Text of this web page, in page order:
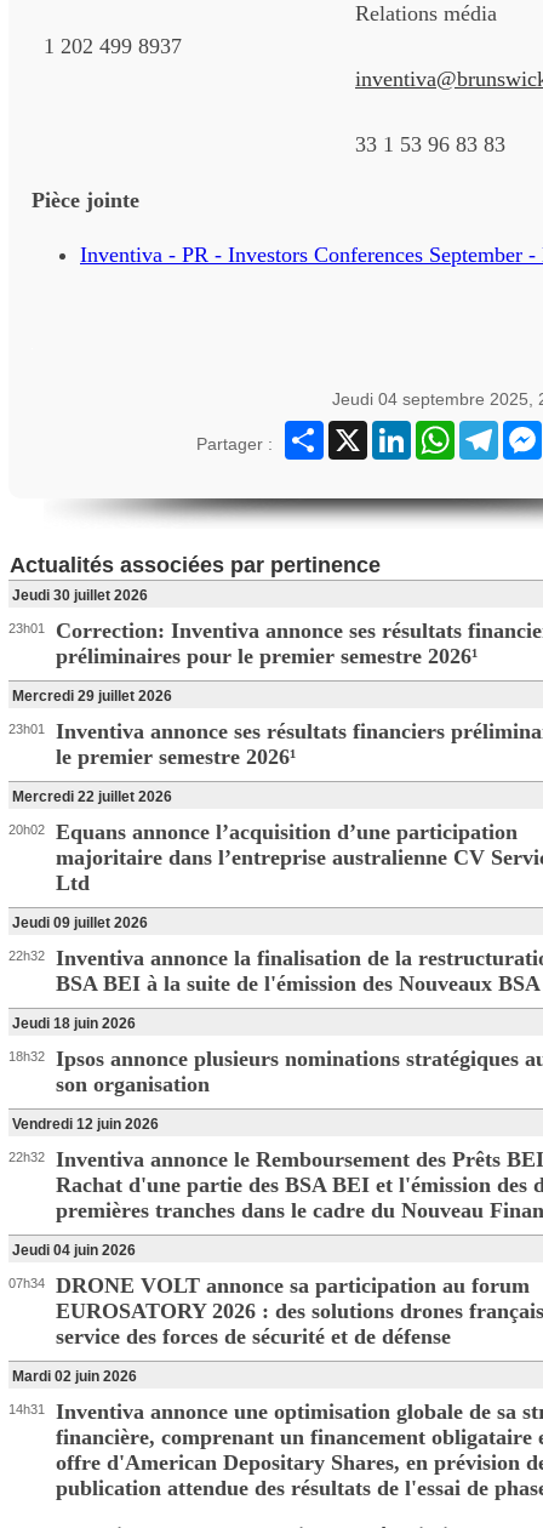
1 202 499 8937
Relations média
33 1 53 96 83 83
Pièce jointe
Inventiva - PR - Investors Conferences September
Jeudi 04 septembre 2025,
Partager :
Partager
X LinkedInWhatsApp
Actualités associées par pertinence
Jeudi 30 juillet 2026
23h01
Correction: Inventiva annonce ses résultats
préliminaires pour le premier semestre 2026¹
Mercredi 29 juillet 2026
23h01
Inventiva annonce ses résultats financiers
le premier semestre 2026¹
Mercredi 22 juillet 2026
20h02
Equans annonce l’acquisition d’une participation
majoritaire dans l’entreprise australienne CV
Ltd
Jeudi 09 juillet 2026
22h32
Inventiva annonce la finalisation de la
BSA BEI à la suite de l'émission des Nouveaux
Jeudi 18 juin 2026
18h32
Ipsos annonce plusieurs nominations stratégiques
son organisation
Vendredi 12 juin 2026
22h32
Inventiva annonce le Remboursement des Prêts
Rachat d'une partie des BSA BEI et l'émission des
premières tranches dans le cadre du Nouveau
Jeudi 04 juin 2026
07h34
DRONE VOLT annonce sa participation au forum
EUROSATORY 2026 : des solutions drones
service des forces de sécurité et de défense
Mardi 02 juin 2026
14h31
Inventiva annonce une optimisation globale de sa
financière, comprenant un financement obligataire
offre d'American Depositary Shares, en prévision
publication attendue des résultats de l'essai de